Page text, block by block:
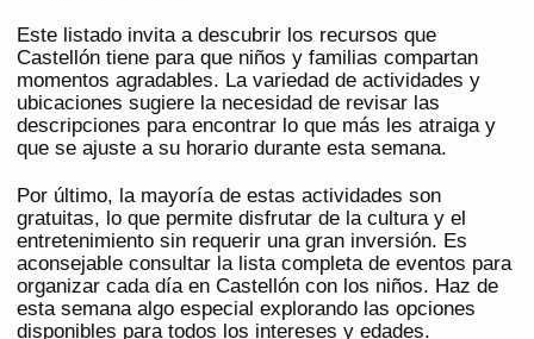
Este listado invita a descubrir los recursos que
Castellón tiene para que niños y familias compartan
momentos agradables. La variedad de actividades y
ubicaciones sugiere la necesidad de revisar las
descripciones para encontrar lo que más les atraiga y
que se ajuste a su horario durante esta semana.
Por último, la mayoría de estas actividades son
gratuitas, lo que permite disfrutar de la cultura y el
entretenimiento sin requerir una gran inversión. Es
aconsejable consultar la lista completa de eventos para
organizar cada día en Castellón con los niños. Haz de
esta semana algo especial explorando las opciones
disponibles para todos los intereses y edades.